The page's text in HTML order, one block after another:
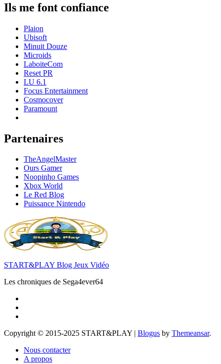
Ils me font confiance
Plaion
Ubisoft
Minuit Douze
Microids
LaboiteCom
Reset PR
LU 6.1
Focus Entertainment
Cosmocover
Paramount
Partenaires
TheAngelMaster
Ours Gamer
Noopinho Games
Xbox World
Le Red Blog
Puissance Nintendo
START&PLAY Blog Jeux Vidéo
Les chroniques de Sega4ever64
Copyright © 2015-2025 START&PLAY | Blogus by Themeansar.
Nous contacter
A propos